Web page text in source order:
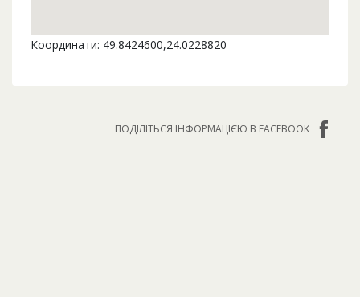
Координати: 49.8424600,24.0228820
ПОДІЛІТЬСЯ ІНФОРМАЦІЄЮ В FACEBOOK